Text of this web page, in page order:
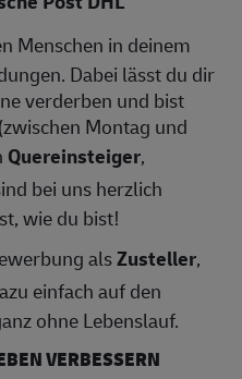
Menschen in deinem
Dabei lässt du dir
verderben und bist
Montag und
Quereinsteiger,
bei uns herzlich
wie du bist!
alsZusteller,
einfach auf den
ohne Lebenslauf.
VERBESSERN